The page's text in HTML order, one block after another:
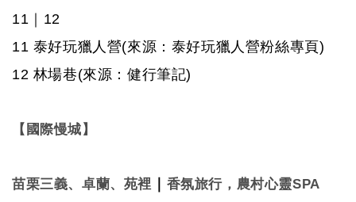
11 ｜ 12
11 泰好玩獵人營(來源：泰好玩獵人營粉絲專頁)
12 林場巷(來源：健行筆記)
【國際慢城】
苗栗三義、卓蘭、苑裡 香氛旅行，農村心靈SPA